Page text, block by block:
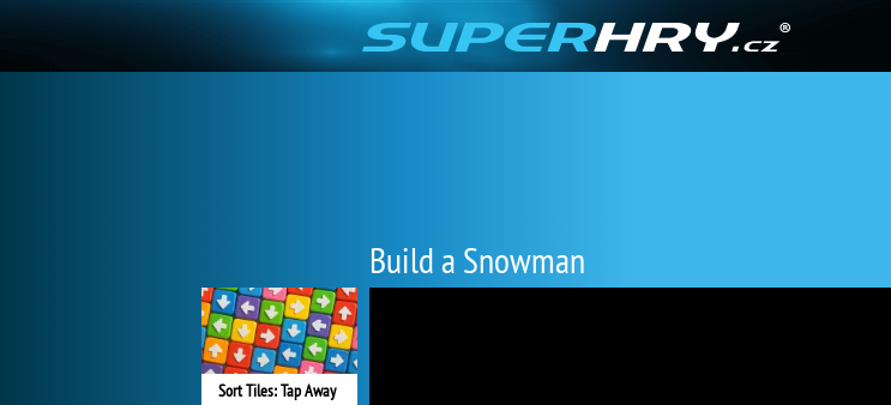
Build a Snowman
Sort Tiles: Tap Away